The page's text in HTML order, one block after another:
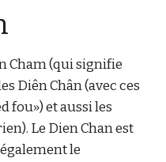
Cham (qui signifie
Diên Chân (avec ces
fou») et aussi les
Le Dien Chan est
le